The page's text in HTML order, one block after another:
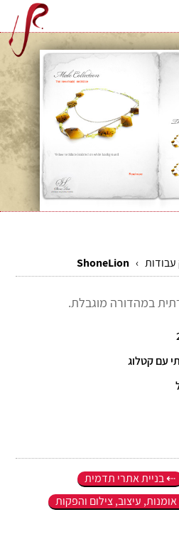
עבודות ›
ShoneLion
במהדורה מוגבלת.
עם קטלוג
בניית אתרי תדמית
אומנות, עיצוב, צילום והפקות